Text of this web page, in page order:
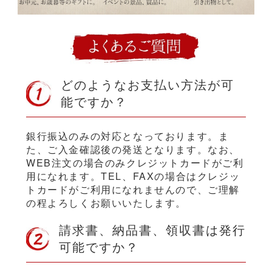
どのようなお支払い方法が可
能ですか？
銀行振込のみの対応となっております。ま
た、ご入金確認後の発送となります。なお、
WEB注文の場合のみクレジットカードがご利
用になれます。TEL、FAXの場合はクレジッ
トカードがご利用になれませんので、ご理解
の程よろしくお願いいたします。
請求書、納品書、領収書は発行
可能ですか？